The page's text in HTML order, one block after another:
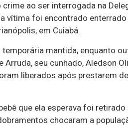
ao ser interrogada na
vítima foi encontrado
em Cuiabá.
mantida, enquanto
seu cunhado, Aledson
liberados após prestarem
que ela esperava foi retirado
chocaram a